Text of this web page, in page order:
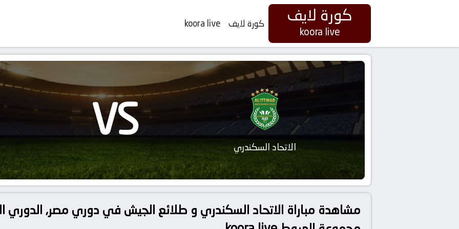
كورة لايف
koora live
كورة لايف koora live
الاتحاد السكندري VS
مشاهدة مباراة الاتحاد السكندري و طلائع الجيش في دوري مصر, الدوري